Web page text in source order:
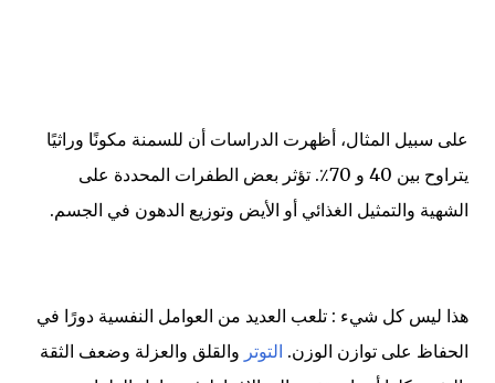
على سبيل المثال، أظهرت الدراسات أن للسمنة مكونًا وراثيًا
يتراوح بين 40 و 70٪. تؤثر بعض الطفرات المحددة على
الشهية والتمثيل الغذائي أو الأيض وتوزيع الدهون في الجسم.
هذا ليس كل شيء : تلعب العديد من العوامل النفسية دورًا في
الحفاظ على توازن الوزن. التوتر والقلق والعزلة وضعف الثقة